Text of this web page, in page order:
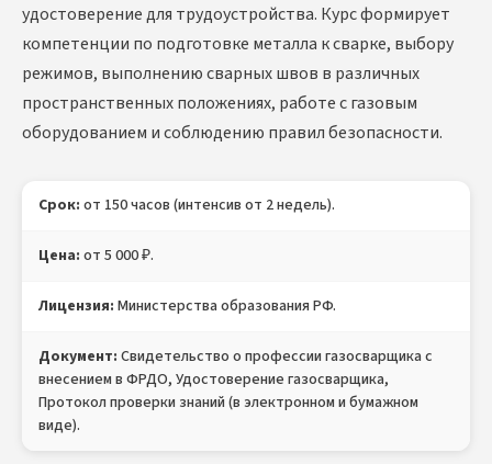
удостоверение для трудоустройства. Курс формирует
компетенции по подготовке металла к сварке, выбору
режимов, выполнению сварных швов в различных
пространственных положениях, работе с газовым
оборудованием и соблюдению правил безопасности.
Срок: от 150 часов (интенсив от 2 недель).
Цена: от 5 000 ₽.
Лицензия: Министерства образования РФ.
Документ: Свидетельство о профессии газосварщика с
внесением в ФРДО, Удостоверение газосварщика,
Протокол проверки знаний (в электронном и бумажном
виде).